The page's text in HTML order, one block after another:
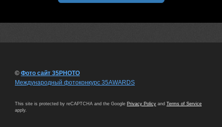
© Фото сайт 35PHOTO
Международный фотоконкурс 35AWARDS
This site is protected by reCAPTCHA and the Google Privacy Policy and Terms of Service
apply.